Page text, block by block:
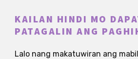
KAILAN HINDI MO
PATAGALIN ANG
Lalo nang makatuwiran ang